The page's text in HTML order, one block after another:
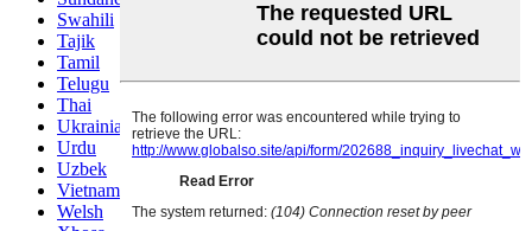
Swahili
Tajik
Tamil
Telugu
Thai
Ukrainian
Urdu
Uzbek
Vietnamese
Welsh